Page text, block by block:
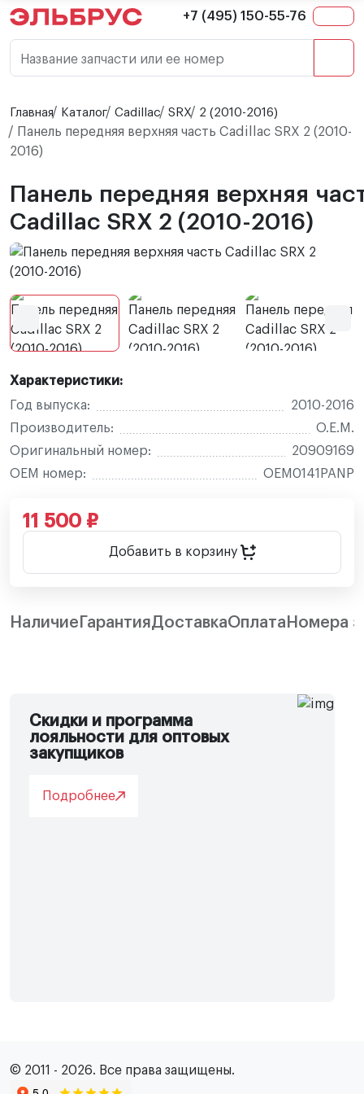
+7 (495) 150-55-76
Название запчасти или ее номер
Главная Каталог Cadillac SRX 2 (2010-2016)
Панель передняя верхняя часть Cadillac SRX 2 (2010-
2016)
Панель передняя верхняя
Cadillac SRX 2 (2010-2016)
Характеристики:
Год выпуска:
2010-2016
Производитель:
O.E.M.
Оригинальный номер:
20909169
OEM номер:
OEM0141PANP
11 500 ₽
Добавить в корзину
Наличие ГарантияДоставкаОплата Номера
Скидки и программа
лояльности для оптовых
закупщиков
Подробнее
© 2011 - 2026. Все права защищены.